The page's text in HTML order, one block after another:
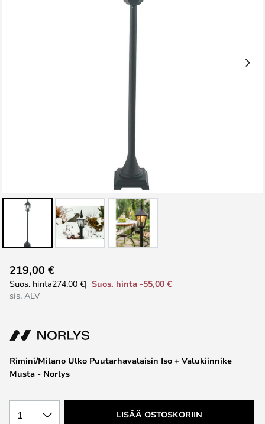
to
the
the
gallery
Rimini/Milano Ulko Puutarhavalaisin Iso + Valukiinnike
Musta - Norlys
219,00 €
Suos. hinta274,00 €
Suos. hinta -55,00 €
sis. ALV
1 LISÄÄ OSTOSKORIIN